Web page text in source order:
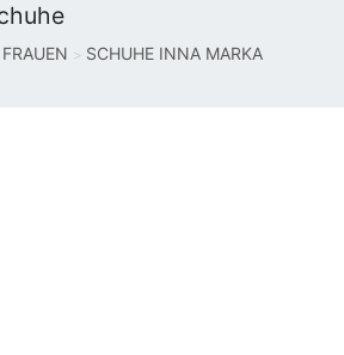
FRAUEN SCHUHE INNA MARKA